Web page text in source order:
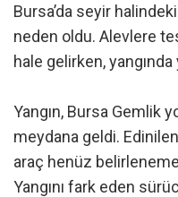
Bursa’da seyir
neden oldu. Alevlere
hale gelirken, yangında
Yangın, Bursa Gemlik
meydana geldi.
araç henüz
Yangını fark eden